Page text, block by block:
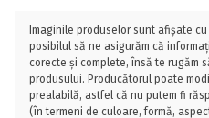
Imaginile produselor sunt afișate
posibilul să ne asigurăm că
corecte și complete, însă te rugăm
produsului. Producătorul poate
prealabilă, astfel că nu putem fi
(în termeni de culoare, formă,